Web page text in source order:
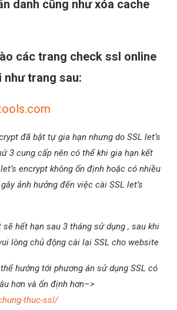
danh cũng như xóa cache
các trang check ssl online
trang sau:
đã bật tự gia hạn nhưng do SSL let’s
3 cung cấp nên có thể khi gia hạn kết
encrypt không ổn định hoặc có nhiều
ảnh hưởng đến việc cài SSL let’s
sẽ hết hạn sau 3 tháng sử dụng , sau khi
lòng chủ động cài lại SSL cho website
hướng tới phương án sử dụng SSL có
hơn và ổn định hơn–>
thuc-ssl/